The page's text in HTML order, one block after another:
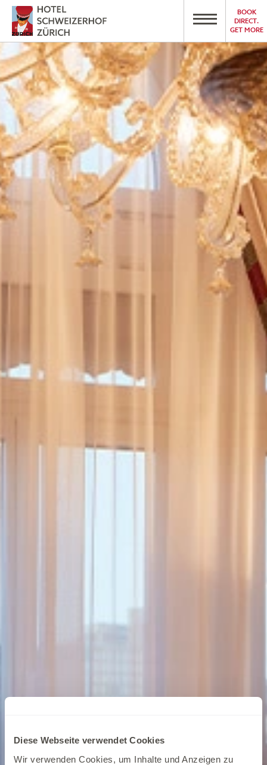
Diese Webseite verwendet Cookies
Wir verwenden Cookies, um Inhalte und Anzeigen zu
BOOK
DIRECT.
GET MORE